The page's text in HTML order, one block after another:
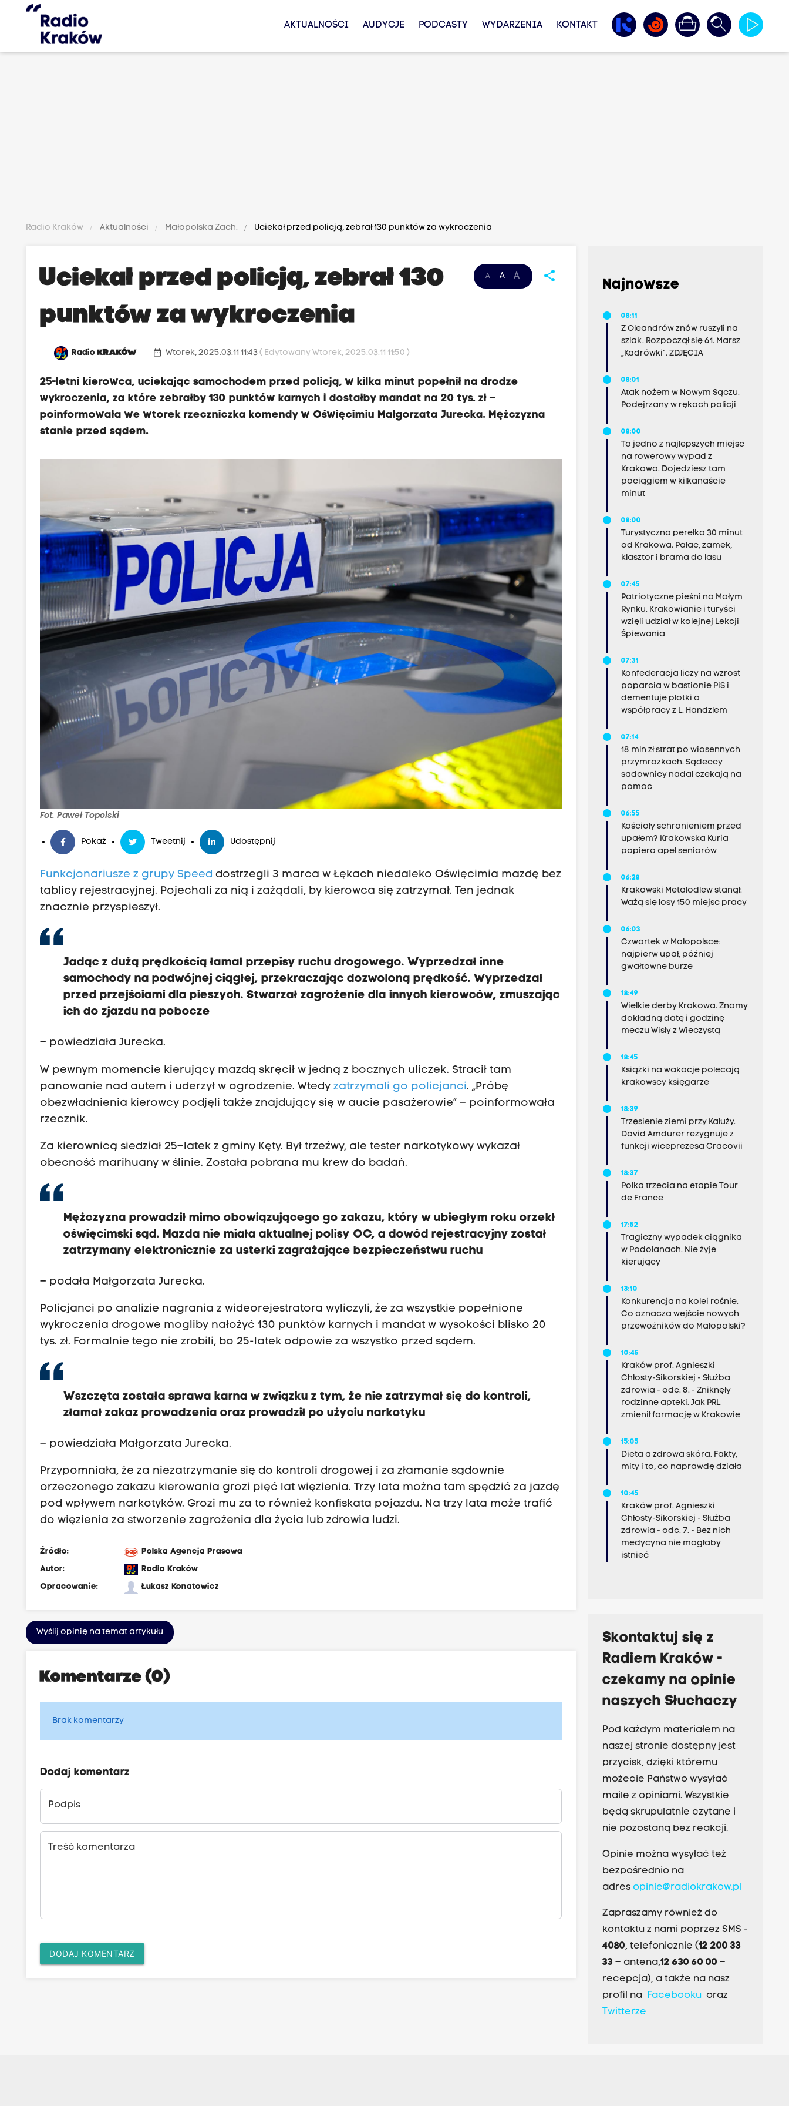
AKTUALNOŚCI AUDYCJE PODCASTY WYDARZENIA KONTAKT
Radio Kraków Aktualności Małopolska Zach. Uciekał przed policją, zebrał 130 punktów za wykroczenia
A A A share
Uciekał przed policją, zebrał 130
punktów za wykroczenia
RadioKRAKÓW date_range Wtorek, 2025.03.11 11:43( Edytowany Wtorek, 2025.03.11 11:50 )
25-letni kierowca, uciekając samochodem przed policją, w kilka minut popełnił na drodze
wykroczenia, za które zebrałby 130 punktów karnych i dostałby mandat na 20 tys. zł –
poinformowała we wtorek rzeczniczka komendy w Oświęcimiu Małgorzata Jurecka. Mężczyzna
stanie przed sądem.
Fot. Paweł Topolski
Pokaż Tweetnij Udostępnij
Funkcjonariusze z grupy Speed dostrzegli 3 marca w Łękach niedaleko Oświęcimia mazdę bez
tablicy rejestracyjnej. Pojechali za nią i zażądali, by kierowca się zatrzymał. Ten jednak
znacznie przyspieszył.
Jadąc z dużą prędkością łamał przepisy ruchu drogowego. Wyprzedzał inne
samochody na podwójnej ciągłej, przekraczając dozwoloną prędkość. Wyprzedzał
przed przejściami dla pieszych. Stwarzał zagrożenie dla innych kierowców, zmuszając
ich do zjazdu na pobocze
– powiedziała Jurecka.
W pewnym momencie kierujący mazdą skręcił w jedną z bocznych uliczek. Stracił tam
panowanie nad autem i uderzył w ogrodzenie. Wtedyzatrzymali go policjanci. „Próbę
obezwładnienia kierowcy podjęli także znajdujący się w aucie pasażerowie” – poinformowała
rzecznik.
Za kierownicą siedział 25–latek z gminy Kęty. Był trzeźwy, ale tester narkotykowy wykazał
obecność marihuany w ślinie. Została pobrana mu krew do badań.
Mężczyzna prowadził mimo obowiązującego go zakazu, który w ubiegłym roku orzekł
oświęcimski sąd. Mazda nie miała aktualnej polisy OC, a dowód rejestracyjny został
zatrzymany elektronicznie za usterki zagrażające bezpieczeństwu ruchu
– podała Małgorzata Jurecka.
Policjanci po analizie nagrania z wideorejestratora wyliczyli, że za wszystkie popełnione
wykroczenia drogowe mogliby nałożyć 130 punktów karnych i mandat w wysokości blisko 20
tys. zł. Formalnie tego nie zrobili, bo 25-latek odpowie za wszystko przed sądem.
Wszczęta została sprawa karna w związku z tym, że nie zatrzymał się do kontroli,
złamał zakaz prowadzenia oraz prowadził po użyciu narkotyku
– powiedziała Małgorzata Jurecka.
Przypomniała, że za niezatrzymanie się do kontroli drogowej i za złamanie sądownie
orzeczonego zakazu kierowania grozi pięć lat więzienia. Trzy lata można tam spędzić za jazdę
pod wpływem narkotyków. Grozi mu za to również konfiskata pojazdu. Na trzy lata może trafić
do więzienia za stworzenie zagrożenia dla życia lub zdrowia ludzi.
Źródło:
Polska Agencja Prasowa
Autor:
Radio Kraków
Opracowanie:
Łukasz Konatowicz
Wyślij opinię na temat artykułu
Komentarze (0)
Brak komentarzy
Dodaj komentarz
Podpis
Treść komentarza
DODAJ KOMENTARZ
Najnowsze
08:11
Z Oleandrów znów ruszyli na
szlak. Rozpoczął się 61. Marsz
„Kadrówki”. ZDJĘCIA
08:01
Atak nożem w Nowym Sączu.
Podejrzany w rękach policji
08:00
To jedno z najlepszych miejsc
na rowerowy wypad z
Krakowa. Dojedziesz tam
pociągiem w kilkanaście
minut
08:00
Turystyczna perełka 30 minut
od Krakowa. Pałac, zamek,
klasztor i brama do lasu
07:45
Patriotyczne pieśni na Małym
Rynku. Krakowianie i turyści
wzięli udział w kolejnej Lekcji
Śpiewania
07:31
Konfederacja liczy na wzrost
poparcia w bastionie PiS i
dementuje plotki o
współpracy z L. Handzlem
07:14
18 mln zł strat po wiosennych
przymrozkach. Sądeccy
sadownicy nadal czekają na
pomoc
06:55
Kościoły schronieniem przed
upałem? Krakowska Kuria
popiera apel seniorów
06:28
Krakowski Metalodlew stanął.
Ważą się losy 150 miejsc pracy
06:03
Czwartek w Małopolsce:
najpierw upał, później
gwałtowne burze
18:49
Wielkie derby Krakowa. Znamy
dokładną datę i godzinę
meczu Wisły z Wieczystą
18:45
Książki na wakacje polecają
krakowscy księgarze
18:39
Trzęsienie ziemi przy Kałuży.
David Amdurer rezygnuje z
funkcji wiceprezesa Cracovii
18:37
Polka trzecia na etapie Tour
de France
17:52
Tragiczny wypadek ciągnika
w Podolanach. Nie żyje
kierujący
13:10
Konkurencja na kolei rośnie.
Co oznacza wejście nowych
przewoźników do Małopolski?
10:45
Kraków prof. Agnieszki
Chłosty-Sikorskiej - Służba
zdrowia - odc. 8. - Zniknęły
rodzinne apteki. Jak PRL
zmienił farmację w Krakowie
15:05
Dieta a zdrowa skóra. Fakty,
mity i to, co naprawdę działa
10:45
Kraków prof. Agnieszki
Chłosty-Sikorskiej - Służba
zdrowia - odc. 7. - Bez nich
medycyna nie mogłaby
istnieć
Skontaktuj się z
Radiem Kraków -
czekamy na opinie
naszych Słuchaczy
Pod każdym materiałem na
naszej stronie dostępny jest
przycisk, dzięki któremu
możecie Państwo wysyłać
maile z opiniami. Wszystkie
będą skrupulatnie czytane i
nie pozostaną bez reakcji.
Opinie można wysyłać też
bezpośrednio na
adres opinie@radiokrakow.pl
Zapraszamy również do
kontaktu z nami poprzez SMS -
4080, telefonicznie (12 200 33
33– antena,12 630 60 00 –
recepcja), a także na nasz
profil na Facebookuoraz
Twitterze